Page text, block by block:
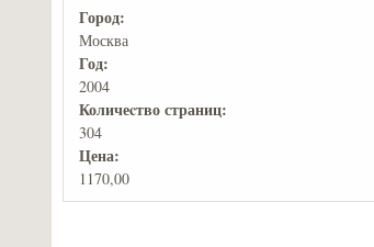
Город:
Москва
Год:
2004
Количеcтво страниц:
304
Цена:
1170,00